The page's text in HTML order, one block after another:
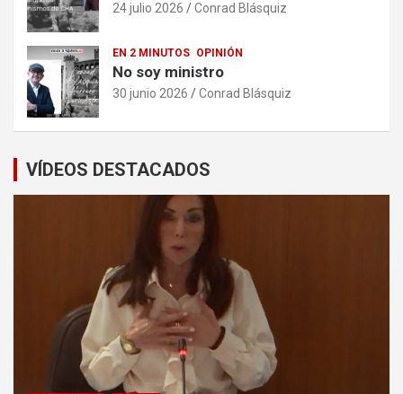
24 julio 2026 Conrad Blásquiz
EN 2 MINUTOS OPINIÓN
No soy ministro
30 junio 2026 Conrad Blásquiz
VÍDEOS DESTACADOS